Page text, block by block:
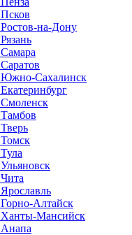
Псков
Ростов-на-Дону
Рязань
Самара
Саратов
Южно-Сахалинск
Екатеринбург
Смоленск
Тамбов
Тверь
Томск
Тула
Ульяновск
Чита
Ярославль
Горно-Алтайск
Ханты-Мансийск
Анапа